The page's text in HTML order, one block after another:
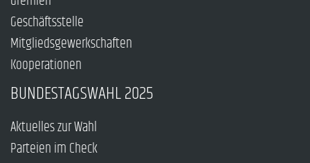
Geschäftsstelle
Mitgliedsgewerkschaften
Kooperationen
BUNDESTAGSWAHL 2025
Aktuelles zur Wahl
Parteien im Check